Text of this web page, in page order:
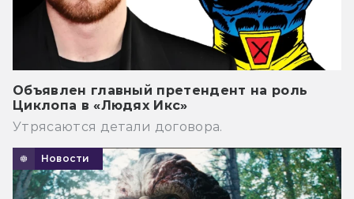
Объявлен главный претендент на роль
Циклопа в «Людях Икс»
Утрясаются детали договора.
Новости